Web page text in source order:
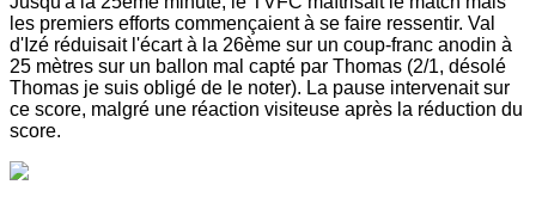
les premiers efforts commençaient à se faire ressentir. Val
d'Izé réduisait l'écart à la 26ème sur un coup-franc anodin à
25 mètres sur un ballon mal capté par Thomas (2/1, désolé
Thomas je suis obligé de le noter). La pause intervenait sur
ce score, malgré une réaction visiteuse après la réduction du
score.